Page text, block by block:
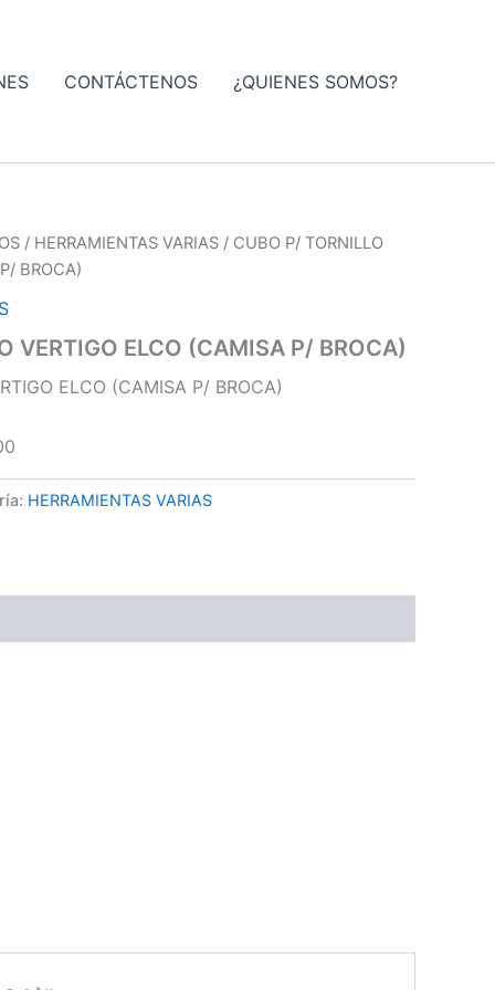
CONTÁCTENOS ¿QUIENES SOMOS?
/ HERRAMIENTAS VARIAS / CUBO P/ TORNILLO
BROCA)
VERTIGO ELCO (CAMISA P/ BROCA)
ELCO (CAMISA P/ BROCA)
HERRAMIENTAS VARIAS